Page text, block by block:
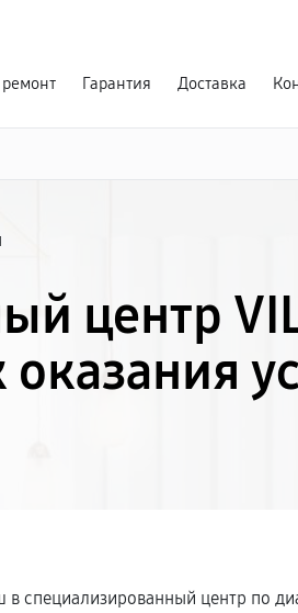
Гарантия Доставка
центр
специализированный центр по